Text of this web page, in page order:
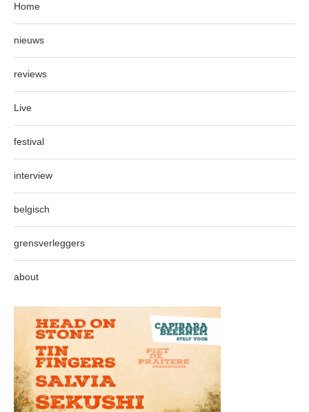
Home
nieuws
reviews
Live
festival
interview
belgisch
grensverleggers
about